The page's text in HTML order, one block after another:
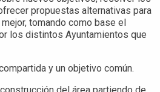
propuestas alternativas para
tomando como base el
los distintos Ayuntamientos que
y un objetivo común.